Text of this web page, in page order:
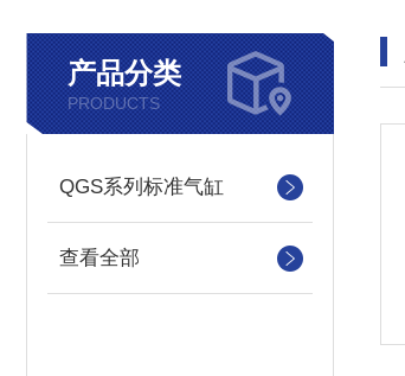
产品分类
PRODUCTS
QGS系列标准气缸
查看全部